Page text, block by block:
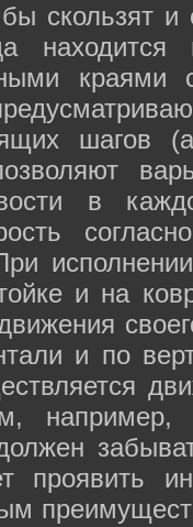
скользят
краями
шагов
в
и на
и по
например,
проявить